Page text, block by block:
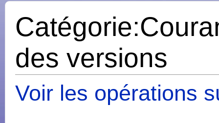
des versions
Voir les opérations